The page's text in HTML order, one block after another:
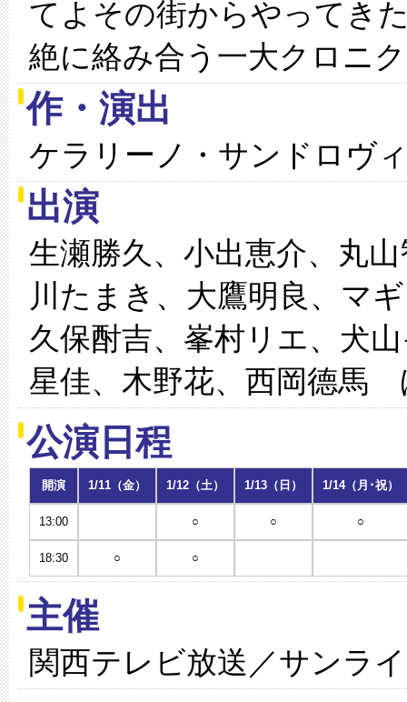
てよその街からやってき
絶に絡み合う一大クロニ
作・演出
ケラリーノ・サンドロヴ
出演
生瀬勝久、小出恵介、丸
川たまき、大鷹明良、マ
久保酎吉、峯村リエ、犬
星佳、木野花、西岡德馬
公演日程
開演 1/11（金） 1/12（土） 1/13（日） 1/14（月･祝）
13:00 ○ ○ ○
18:30 ○ ○
主催
関西テレビ放送／サンラ